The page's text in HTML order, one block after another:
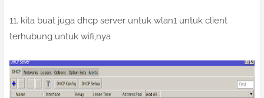
11. kita buat juga dhcp server untuk wlan1 untuk client
terhubung untuk wifi,nya